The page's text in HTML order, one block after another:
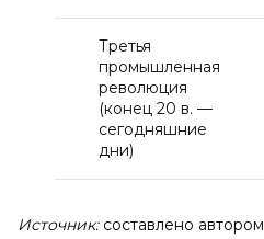
Третья
промышленная
революция
(конец 20 в. —
сегодняшние
дни)
Источник: составлено автором